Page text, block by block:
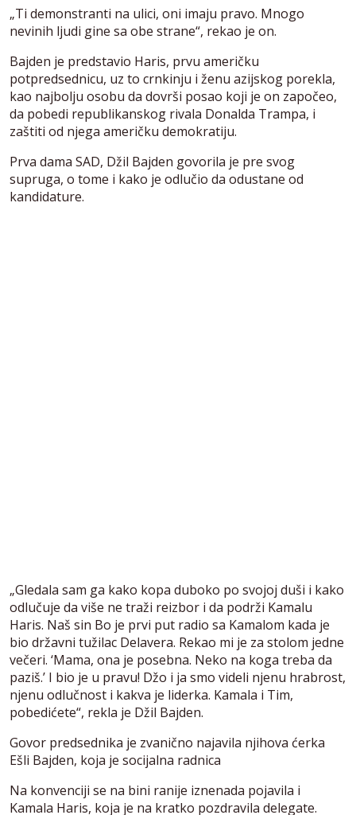
„Ti demonstranti na ulici, oni imaju pravo. Mnogo
nevinih ljudi gine sa obe strane“, rekao je on.
Bajden je predstavio Haris, prvu američku
potpredsednicu, uz to crnkinju i ženu azijskog porekla,
kao najbolju osobu da dovrši posao koji je on započeo,
da pobedi republikanskog rivala Donalda Trampa, i
zaštiti od njega američku demokratiju.
Prva dama SAD, Džil Bajden govorila je pre svog
supruga, o tome i kako je odlučio da odustane od
kandidature.
„Gledala sam ga kako kopa duboko po svojoj duši i kako
odlučuje da više ne traži reizbor i da podrži Kamalu
Haris. Naš sin Bo je prvi put radio sa Kamalom kada je
bio državni tužilac Delavera. Rekao mi je za stolom jedne
večeri. ‘Mama, ona je posebna. Neko na koga treba da
paziš.’ I bio je u pravu! Džo i ja smo videli njenu hrabrost,
njenu odlučnost i kakva je liderka. Kamala i Tim,
pobedićete“, rekla je Džil Bajden.
Govor predsednika je zvanično najavila njihova ćerka
Ešli Bajden, koja je socijalna radnica
Na konvenciji se na bini ranije iznenada pojavila i
Kamala Haris, koja je na kratko pozdravila delegate.